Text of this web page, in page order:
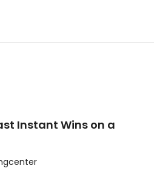
Instant Wins on a